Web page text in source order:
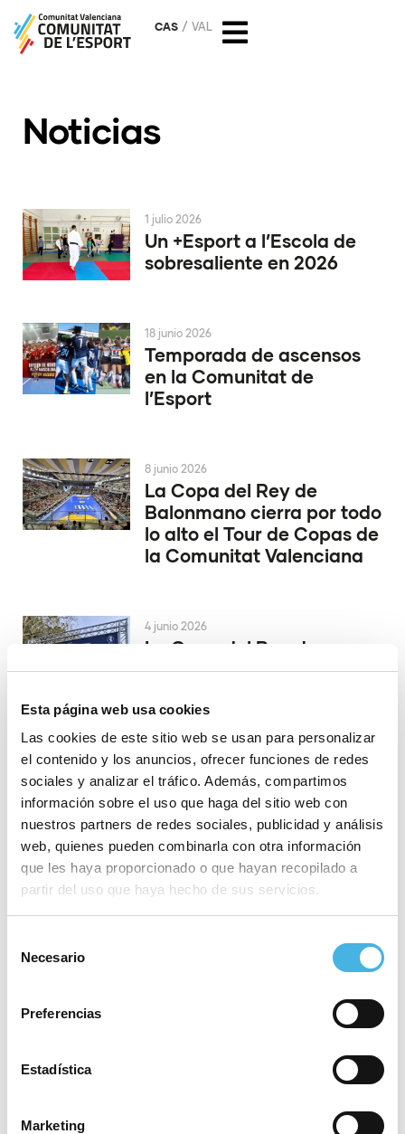
Esta página web usa cookies
Las cookies de este sitio web se usan para personalizar
el contenido y los anuncios, ofrecer funciones de redes
sociales y analizar el tráfico. Además, compartimos
información sobre el uso que haga del sitio web con
nuestros partners de redes sociales, publicidad y análisis
web, quienes pueden combinarla con otra información
que les haya proporcionado o que hayan recopilado a
partir del uso que haya hecho de sus servicios.
Necesario
Preferencias
Estadística
Marketing
CAS VAL
Noticias
Un +Esport a l’Escola de
sobresaliente en 2026
1 julio 2026
Temporada de ascensos
en la Comunitat de
l’Esport
18 junio 2026
La Copa del Rey de
Balonmano cierra por todo
lo alto el Tour de Copas de
la Comunitat Valenciana
8 junio 2026
La Copa del Rey de
Balonmano se decide en
4 junio 2026
El Valencia Club de
Hockey asciende a la
máxima catogoría
29 mayo 2026
El Valencia Club de
Hockey, a brindar el tercer
ascenso de la temporada
28 mayo 2026
obra el ascenso a Asobal